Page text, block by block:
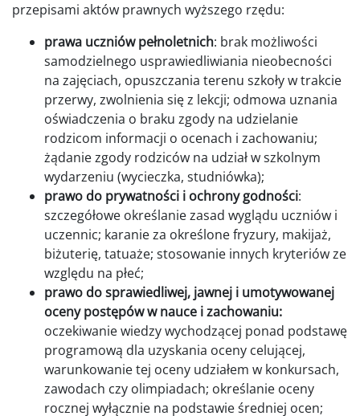
przepisami aktów prawnych wyższego rzędu:
prawa uczniów pełnoletnich: brak możliwości
samodzielnego usprawiedliwiania nieobecności
na zajęciach, opuszczania terenu szkoły w trakcie
przerwy, zwolnienia się z lekcji; odmowa uznania
oświadczenia o braku zgody na udzielanie
rodzicom informacji o ocenach i zachowaniu;
żądanie zgody rodziców na udział w szkolnym
wydarzeniu (wycieczka, studniówka);
prawo do prywatności i ochrony godności:
szczegółowe określanie zasad wyglądu uczniów i
uczennic; karanie za określone fryzury, makijaż,
biżuterię, tatuaże; stosowanie innych kryteriów ze
względu na płeć;
prawo do sprawiedliwej, jawnej i umotywowanej
oceny postępów w nauce i zachowaniu:
oczekiwanie wiedzy wychodzącej ponad podstawę
programową dla uzyskania oceny celującej,
warunkowanie tej oceny udziałem w konkursach,
zawodach czy olimpiadach; określanie oceny
rocznej wyłącznie na podstawie średniej ocen;